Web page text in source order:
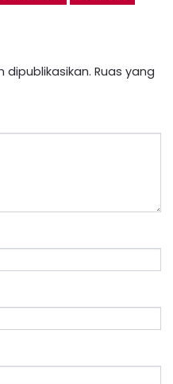
dipublikasikan. Ruas yang